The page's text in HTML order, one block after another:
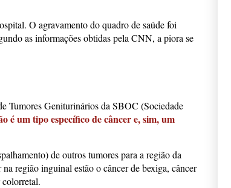
O agravamento do quadro de saúde foi
as informações obtidas pela CNN, a piora se
Tumores Geniturinários da SBOC (Sociedade
é um tipo específico de câncer e, sim, um
de outros tumores para a região da
região inguinal estão o câncer de bexiga, câncer
colorretal.